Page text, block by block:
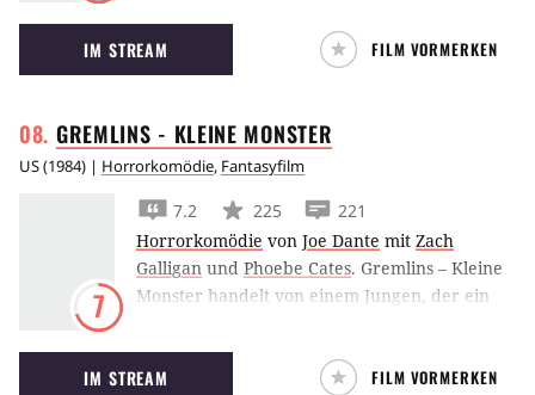
Traumnovelle ein erotisches Drama mit
tiefenpsychologischem Ansatz.
IM STREAM FILM VORMERKEN
GREMLINS - KLEINE MONSTER
US(1984) | Horrorkomödie, Fantasyfilm
7
7.2 225
221
Horrorkomödie von Joe Dante mit Zach
Galligan und Phoebe Cates. Gremlins – Kleine
Monster handelt von einem Jungen, der ein
die scheue Art des Tiers täuscht.
IM STREAM FILM VORMERKEN